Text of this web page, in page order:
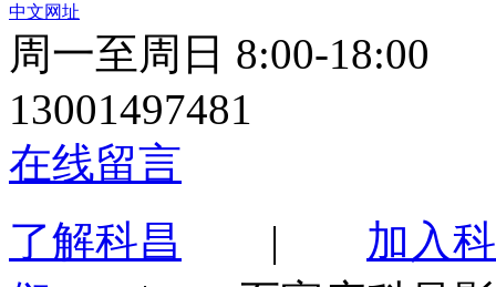
中文网址
周一至周日 8:00-18:00
13001497481
在线留言
了解科昌
| 加入